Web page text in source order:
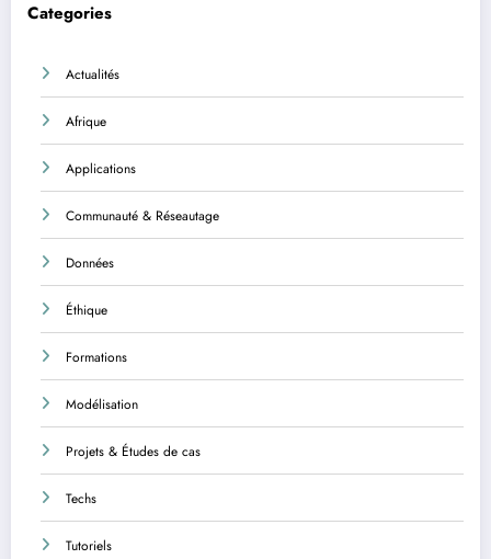
Categories
Actualités
Afrique
Applications
Communauté & Réseautage
Données
Éthique
Formations
Modélisation
Projets & Études de cas
Techs
Tutoriels